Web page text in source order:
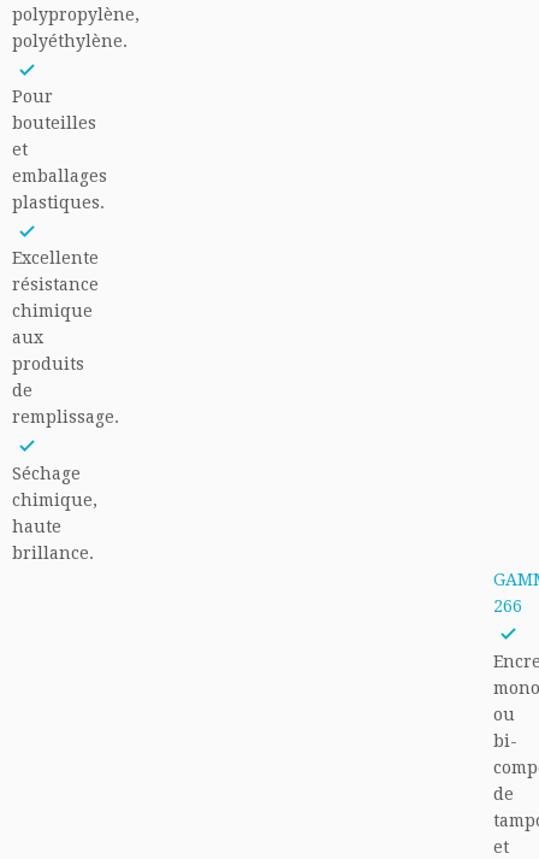
polypropylène,
polyéthylène.
Pour
bouteilles
et
emballages
plastiques.
Excellente
résistance
chimique
aux
produits
de
remplissage.
Séchage
chimique,
haute
brillance.
266
mono
ou
bi-
de
et